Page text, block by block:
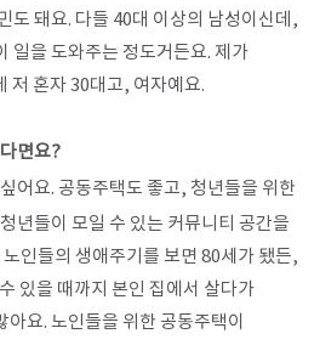
도 돼요. 다들 40대 이상의 남성이신데,
일을 도와주는 정도거든요. 제가
저 혼자 30대고, 여자예요.
면요?
어요. 공동주택도 좋고, 청년들을 위한
년들이 모일 수 있는 커뮤니티 공간을
인들의 생애주기를 보면 80세가 됐든,
있을 때까지 본인 집에서 살다가
요. 노인들을 위한 공동주택이